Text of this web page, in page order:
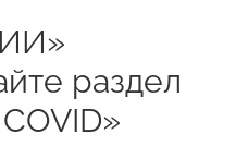
раздел